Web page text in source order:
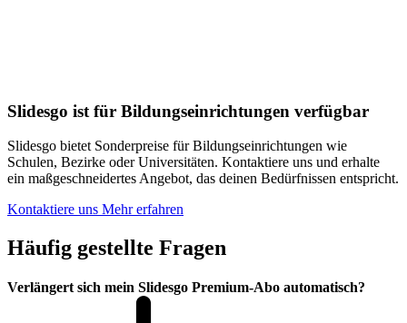
Slidesgo ist für Bildungseinrichtungen verfügbar
Slidesgo bietet Sonderpreise für Bildungseinrichtungen wie
Schulen, Bezirke oder Universitäten. Kontaktiere uns und erhalte
ein maßgeschneidertes Angebot, das deinen Bedürfnissen entspricht.
Kontaktiere uns Mehr erfahren
Häufig gestellte Fragen
Verlängert sich mein Slidesgo Premium-Abo automatisch?